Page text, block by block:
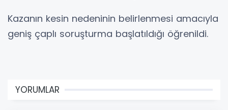
Kazanın kesin nedeninin belirlenmesi amacıyla
geniş çaplı soruşturma başlatıldığı öğrenildi.
YORUMLAR